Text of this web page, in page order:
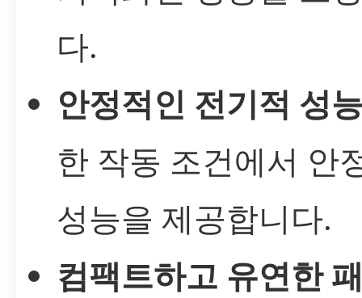
다.
안정적인 전기적 성
한 작동 조건에서 안
성능을 제공합니다.
컴팩트하고 유연한